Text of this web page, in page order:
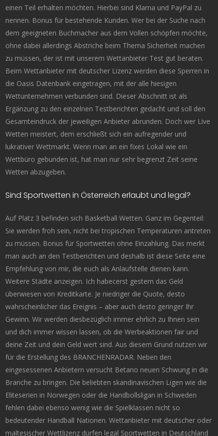
einen Teil erhalten möchten. Hierbei sind Klarna und PayPal zu
nennen. Bonus für bestehende Kunden. Wer bei der Suche nach
dem geeigneten Buchmacher aus dem Vollen schöpfen möchte,
ohne dabei allerdings Abstriche beim Thema Sicherheit machen
zu müssen, der ist mit unserem Wettanbieter Test gut beraten.
Beim Wettanbieter mit deutscher Lizenz werden diese Sperren in
die Oasis Datenbank eingetragen, mit der alle hiesigen
Wettunternehmen verbunden sind. Dieser Abschnitt ist als
Ergänzung zu den einzelnen Testberichten gedacht und soll den
Gesamteindruck der jeweiligen Anbieter abrunden. Doch wer Live
Wetten meistert, dem erschließt sich ein aufregender und
lukrativer Wettmarkt. Wenn man an ein fixes Lokal wie ein
Wettbüro gebunden ist, hat man nur sehr begrenzt Zeit seine
Wetten abzugeben.
Sind Sportwetten in Österreich erlaubt und legal?
Auf Platz 3 befinden sich Basketball Wetten. Ganz im Gegenteil:
Sie werden froh sein, nicht bei tropischen Temperaturen antreten
zu müssen. Bonus für Sportwetten ohne Einzahlung. Das merkt
man auch an den Testberichten und deshalb ist diese Seite eine
Empfehlung von mir, die euch als Anlaufstelle dienen kann.
Weitere Städte anzeigen. Ich habecerst gestern das Geld
überwiesen von Kreditkarte. Je niedriger die Quote, desto
wahrscheinlicher das Ereignis – aber auch desto geringer Ihr
Gewinn. Wir werden diesbezüglich immer ehrlich zu Ihnen sein
und dich immer wissen lassen, ob die Werbeaktionen fair und
deine Zeit und dein Geld wert sind. Aus diesem Grund nutzen wir
für die Erstellung des BRANCHENRADAR. Neben den
eingesessenen Anbietern versucht Betano neuen Schwung in die
Branche zu bringen. Die beliebten skandinavischen Ligen wie die
Eliteserien in Norwegen oder die Handbollsligan in Schweden
fehlen dabei ebenso wenig wie die Spielklassen nicht so
bedeutender Handball Nationen. Wettanbieter mit deutscher oder
maltesischer Wettlizenz dürfen legal Sportwetten in Deutschland